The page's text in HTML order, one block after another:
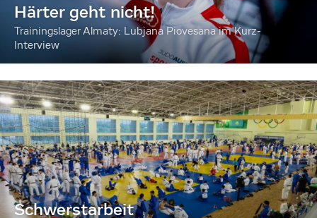
Härter geht nicht!
Trainingslager Almaty: Lubjana Piovesana im Kurz-
Interview
Schwerstarbeit